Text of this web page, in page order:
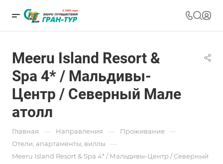
Meeru Island Resort &
Spa 4* / Мальдивы-
Центр / Северный Мале
атолл
Главная — Направления — Проживание —
Отели, апартаменты, виллы —
Meeru Island Resort & Spa 4* / Мальдивы-Центр / Северный